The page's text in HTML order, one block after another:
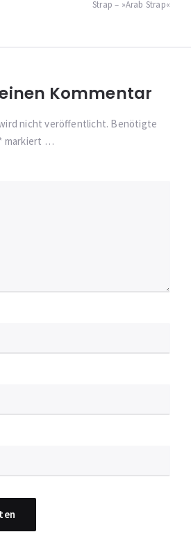
Strap – »Arab Strap«
Kommentar
nicht veröffentlicht. Benötigte
markiert …